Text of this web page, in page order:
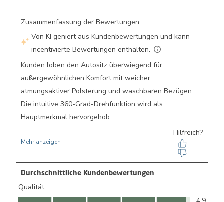
Durchschnittliche Kundenbewertungen
Qualität
Qualität, 4.9 von 5